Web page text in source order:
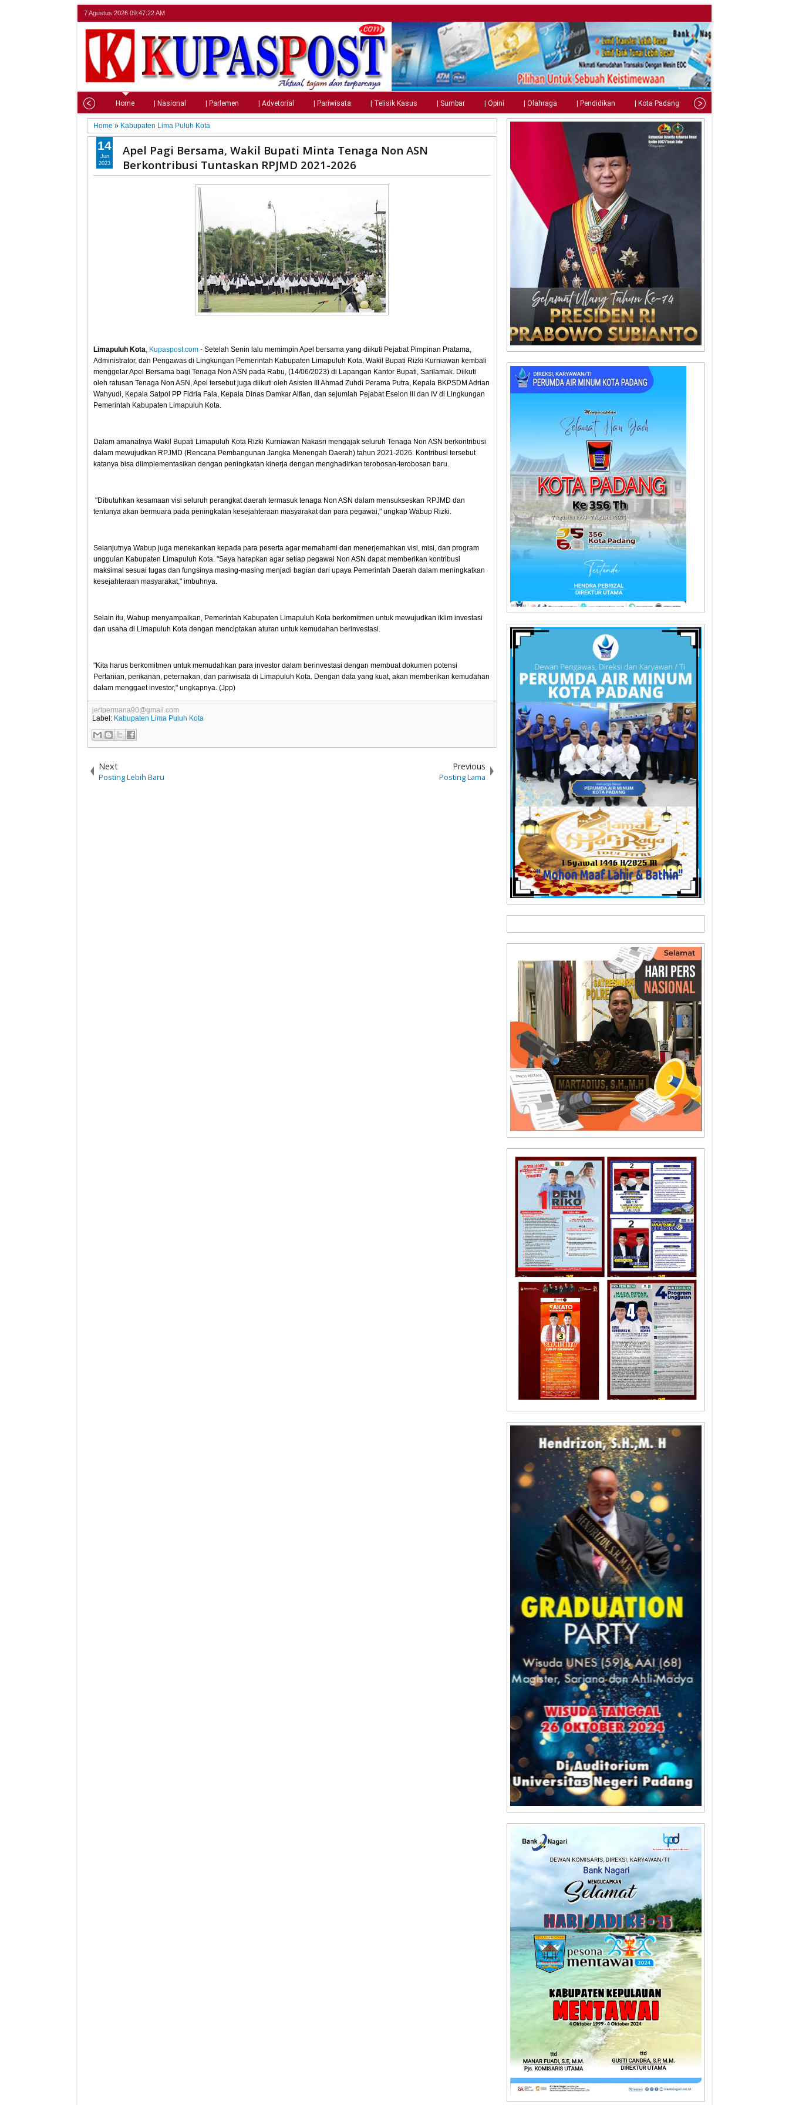
7 Agustus 2026 09:47:23 AM
Home | Nasional | Parlemen | Advetorial | Pariwisata | Telisik Kasus | Sumbar | Opini | Olahraga | Pendidikan | Kota Padang | Tips
Home » Kabupaten Lima Puluh Kota
Apel Pagi Bersama, Wakil Bupati Minta Tenaga Non ASN
Berkontribusi Tuntaskan RPJMD 2021-2026
Limapuluh Kota, Kupaspost.com - Setelah Senin lalu memimpin Apel bersama yang diikuti Pejabat Pimpinan Pratama,
Administrator, dan Pengawas di Lingkungan Pemerintah Kabupaten Limapuluh Kota, Wakil Bupati Rizki Kurniawan kembali
menggelar Apel Bersama bagi Tenaga Non ASN pada Rabu, (14/06/2023) di Lapangan Kantor Bupati, Sarilamak. Diikuti
oleh ratusan Tenaga Non ASN, Apel tersebut juga diikuti oleh Asisten III Ahmad Zuhdi Perama Putra, Kepala BKPSDM Adrian
Wahyudi, Kepala Satpol PP Fidria Fala, Kepala Dinas Damkar Alfian, dan sejumlah Pejabat Eselon III dan IV di Lingkungan
Pemerintah Kabupaten Limapuluh Kota.
Dalam amanatnya Wakil Bupati Limapuluh Kota Rizki Kurniawan Nakasri mengajak seluruh Tenaga Non ASN berkontribusi
dalam mewujudkan RPJMD (Rencana Pembangunan Jangka Menengah Daerah) tahun 2021-2026. Kontribusi tersebut
katanya bisa diimplementasikan dengan peningkatan kinerja dengan menghadirkan terobosan-terobosan baru.
"Dibutuhkan kesamaan visi seluruh perangkat daerah termasuk tenaga Non ASN dalam mensukseskan RPJMD dan
tentunya akan bermuara pada peningkatan kesejahteraan masyarakat dan para pegawai," ungkap Wabup Rizki.
Selanjutnya Wabup juga menekankan kepada para peserta agar memahami dan menerjemahkan visi, misi, dan program
unggulan Kabupaten Limapuluh Kota. "Saya harapkan agar setiap pegawai Non ASN dapat memberikan kontribusi
maksimal sesuai tugas dan fungsinya masing-masing menjadi bagian dari upaya Pemerintah Daerah dalam meningkatkan
kesejahteraan masyarakat," imbuhnya.
Selain itu, Wabup menyampaikan, Pemerintah Kabupaten Limapuluh Kota berkomitmen untuk mewujudkan iklim investasi
dan usaha di Limapuluh Kota dengan menciptakan aturan untuk kemudahan berinvestasi.
"Kita harus berkomitmen untuk memudahkan para investor dalam berinvestasi dengan membuat dokumen potensi
Pertanian, perikanan, peternakan, dan pariwisata di Limapuluh Kota. Dengan data yang kuat, akan memberikan kemudahan
dalam menggaet investor," ungkapnya. (Jpp)
14
Jun
2023
jeripermana90@gmail.com
Label: Kabupaten Lima Puluh Kota
Next
Posting Lebih Baru
Previous
Posting Lama